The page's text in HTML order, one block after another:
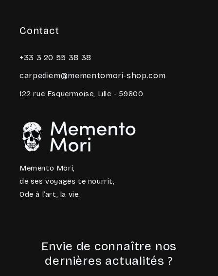
Contact
+33 3 20 55 38 38
carpediem@mementomori-shop.com
122 rue Esquermoise, Lille - 59800
Memento Mori,
de ses voyages te nourrit,
Ode à l’art, la vie.
Envie de connaître nos
dernières actualités ?